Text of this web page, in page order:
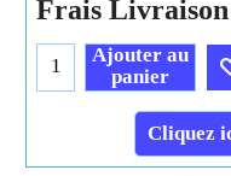
€ 1.96 €1.76 H.T.
€2.11 T.T.C.
Frais Livraison
Ajouter au
panier